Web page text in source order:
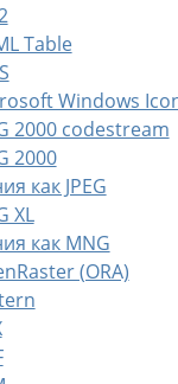
Table
Windows
2000 codestream
2000
как JPEG
XL
как MNG
(ORA)